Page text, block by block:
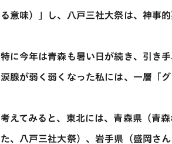
る意味）」し、八戸三社大祭は、神事
特に今年は青森も暑い日が続き、引き
涙腺が弱く弱くなった私には、一層「グ
考えてみると、東北には、青森県（青
た、八戸三社大祭）、岩手県（盛岡さ